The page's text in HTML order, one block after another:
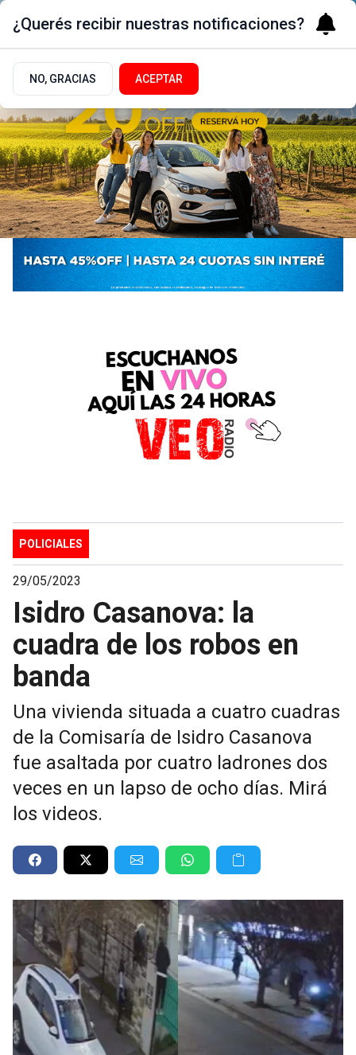
POLICIALES
29/05/2023
Isidro Casanova: la
cuadra de los robos en
banda
Una vivienda situada a cuatro cuadras
de la Comisaría de Isidro Casanova
fue asaltada por cuatro ladrones dos
veces en un lapso de ocho días. Mirá
los videos.
¿Querés recibir nuestras notificaciones?
NO, GRACIAS ACEPTAR